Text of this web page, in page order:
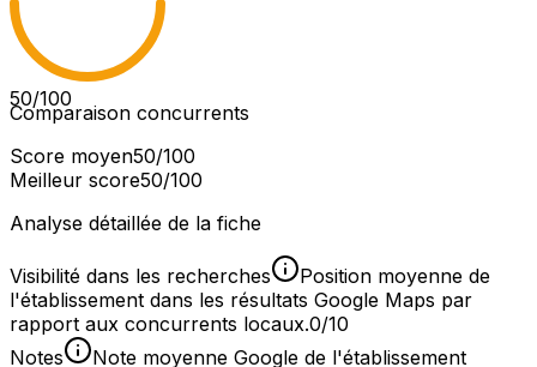
50/100
Comparaison concurrents
Score moyen50/100
Meilleur score50/100
Analyse détaillée de la fiche
Visibilité dans les recherches
Position moyenne de
l'établissement dans les résultats Google Maps par
rapport aux concurrents locaux.0/10
Notes
Note moyenne Google de l'établissement